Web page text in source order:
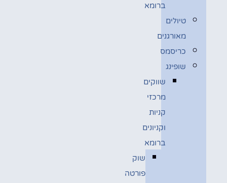
ברומא
טיולים
מאורגנים
כריסמס
שופינג
שווקים
מרכזי
קניות
וקניונים
ברומא
שוק
פורטה